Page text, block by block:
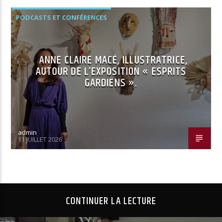
PODCASTS ET CONFÉRENCES
ANNE CLAIRE MACÉ, ILLUSTRATRICE,
AUTOUR DE L’EXPOSITION « ESPRITS
GARDIENS ».
admin
11 JUILLET 2026
CONTINUER LA LECTURE